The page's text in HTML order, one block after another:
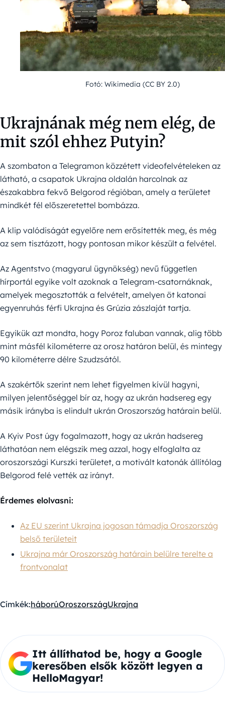
Fotó: Wikimedia (CC BY 2.0)
Ukrajnának még nem elég, de
mit szól ehhez Putyin?
A szombaton a Telegramon közzétett videofelvételeken az
látható, a csapatok Ukrajna oldalán harcolnak az
északabbra fekvő Belgorod régióban, amely a területet
mindkét fél előszeretettel bombázza.
A klip valódiságát egyelőre nem erősítették meg, és még
az sem tisztázott, hogy pontosan mikor készült a felvétel.
Az Agentstvo (magyarul ügynökség) nevű független
hírportál egyike volt azoknak a Telegram-csatornáknak,
amelyek megosztották a felvételt, amelyen öt katonai
egyenruhás férfi Ukrajna és Grúzia zászlaját tartja.
Egyikük azt mondta, hogy Poroz faluban vannak, alig több
mint másfél kilométerre az orosz határon belül, és mintegy
90 kilométerre délre Szudzsától.
A szakértők szerint nem lehet figyelmen kívül hagyni,
milyen jelentőséggel bír az, hogy az ukrán hadsereg egy
másik irányba is elindult ukrán Oroszország határain belül.
A Kyiv Post úgy fogalmazott, hogy az ukrán hadsereg
láthatóan nem elégszik meg azzal, hogy elfoglalta az
oroszországi Kurszki területet, a motivált katonák állítólag
Belgorod felé vették az irányt.
Érdemes elolvasni:
Az EU szerint Ukrajna jogosan támadja Oroszország
belső területeit
Ukrajna már Oroszország határain belülre terelte a
frontvonalat
Címkék:háborúOroszországUkrajna
Itt állíthatod be, hogy a Google
keresőben elsők között legyen a
HelloMagyar!